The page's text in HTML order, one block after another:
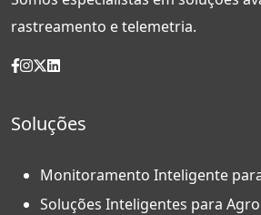
rastreamento e telemetria.
Soluções
Monitoramento Inteligente
Soluções Inteligentes para